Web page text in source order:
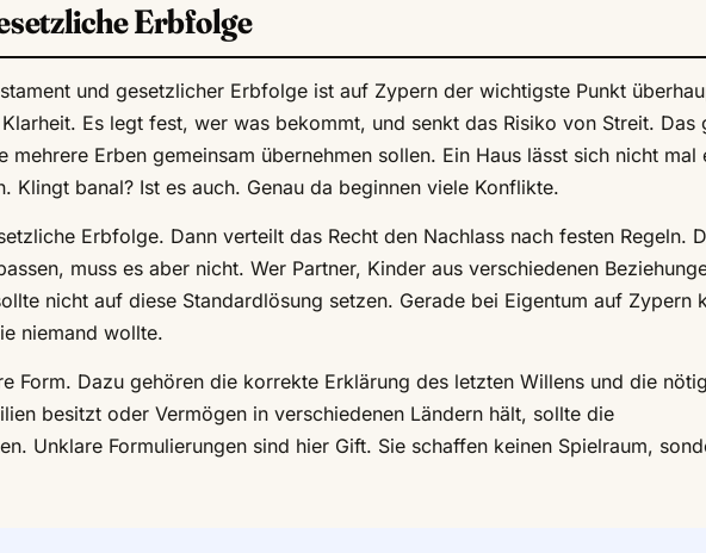
Erbfolge
und gesetzlicher Erbfolge ist auf Zypern der wichtigste Punkt
Es legt fest, wer was bekommt, und senkt das Risiko von Streit. Das
mehrere Erben gemeinsam übernehmen sollen. Ein Haus lässt sich nicht mal
Klingt banal? Ist es auch. Genau da beginnen viele Konflikte.
Erbfolge. Dann verteilt das Recht den Nachlass nach festen Regeln.
muss es aber nicht. Wer Partner, Kinder aus verschiedenen
nicht auf diese Standardlösung setzen. Gerade bei Eigentum auf Zypern
niemand wollte.
Form. Dazu gehören die korrekte Erklärung des letzten Willens und die
besitzt oder Vermögen in verschiedenen Ländern hält, sollte die
Unklare Formulierungen sind hier Gift. Sie schaffen keinen Spielraum,